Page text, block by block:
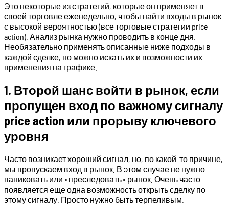
Это некоторые из стратегий, которые он применяет в
своей торговле еженедельно, чтобы найти входы в рынок
с высокой вероятностью (все торговые стратегии price
action). Анализ рынка нужно проводить в конце дня.
Необязательно применять описанные ниже подходы в
каждой сделке, но можно искать их и возможности их
применения на графике.
1. Второй шанс войти в рынок, если
пропущен вход по важному сигналу
price action или прорыву ключевого
уровня
Часто возникает хороший сигнал, но, по какой-то причине,
мы пропускаем вход в рынок. В этом случае не нужно
паниковать или «преследовать» рынок. Очень часто
появляется еще одна возможность открыть сделку по
этому сигналу. Просто нужно быть терпеливым.